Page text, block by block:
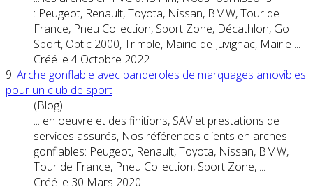
: Peugeot, Renault, Toyota, Nissan, BMW, Tour de
France, Pneu Collection, Sport Zone, Décathlon, Go
Sport, Optic 2000, Trimble, Mairie de Juvignac, Mairie ...
Créé le 4 Octobre 2022
9. Arche gonflable avec banderoles de marquages amovibles
pour un club de sport
(Blog)
... en oeuvre et des finitions, SAV et prestations de
services assurés, Nos références clients en arches
gonflables: Peugeot, Renault, Toyota, Nissan, BMW,
Tour de France, Pneu Collection, Sport Zone, ...
Créé le 30 Mars 2020